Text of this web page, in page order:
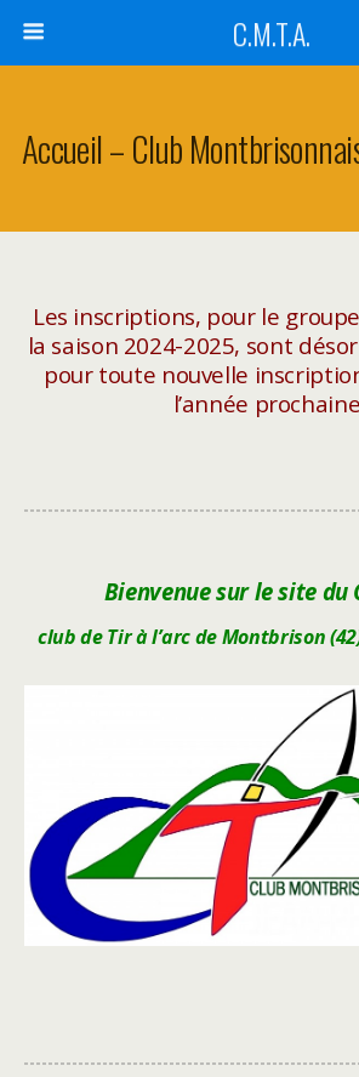
C.M.T.A.
Accueil – Club
Les inscriptions, pour le
la saison 2024-2025, sont
pour toute nouvelle
l’année
Bienvenue sur le site du
club de Tir à l’arc de Montbrison